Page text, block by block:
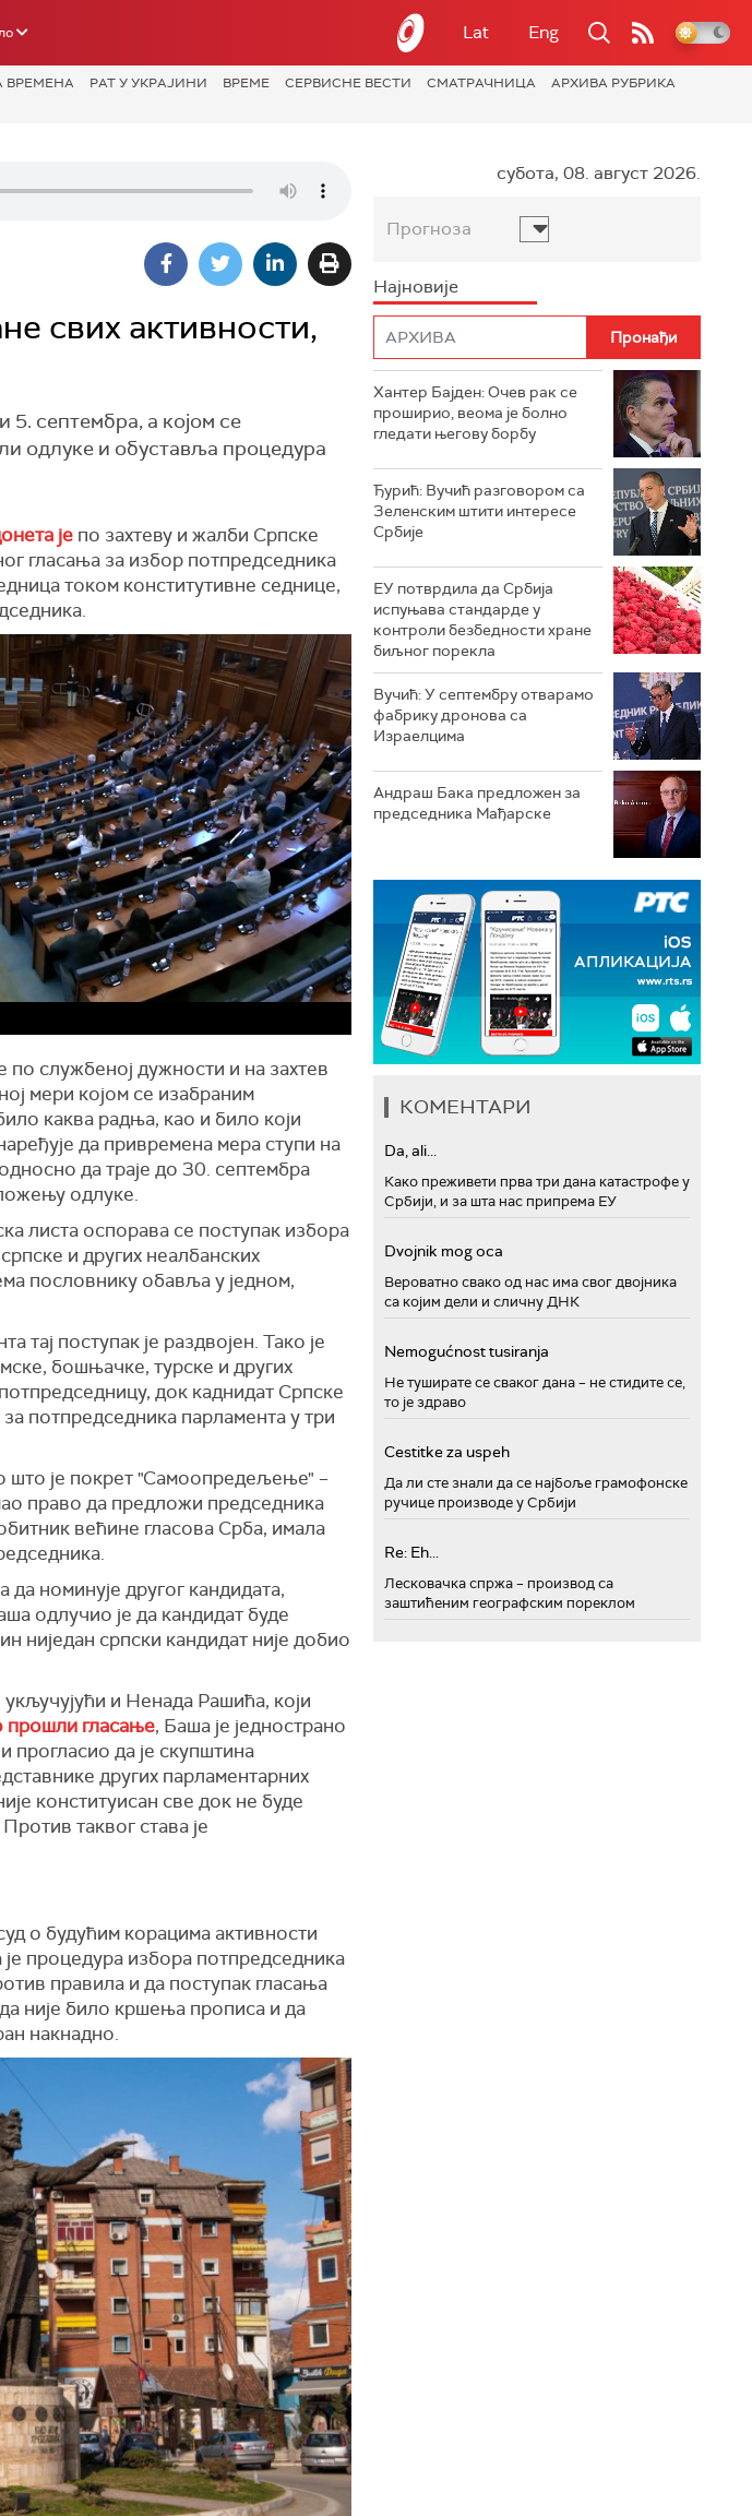
Lat Eng
ВРЕМЕНА РАТ У УКРАЈИНИ ВРЕМЕ СЕРВИСНЕ ВЕСТИ СМАТРАЧНИЦА
АРХИВА РУБРИКА
свих активности,
5. септембра, а којом се
одлуке и обуставља процедура
је по захтеву и жалби Српске
гласања за избор потпредседника
током конститутивне седнице,
по службеној дужности и на захтев
мери којом се изабраним
каква радња, као и било који
да привремена мера ступи на
да траје до 30. септембра
одлуке.
листа оспорава се поступак избора
и других неалбанских
пословнику обавља у једном,
поступак је раздвојен. Тако је
бошњачке, турске и других
док каднидат Српске
потпредседника парламента у три
што је покрет "Самоопредељење" –
право да предложи председника
већине гласова Срба, имала
номинује другог кандидата,
одлучио је да кандидат буде
ниједан српски кандидат није добио
и Ненада Рашића, који
прошли гласање, Баша је једнострано
прогласио да је скупштина
других парламентарних
конституисан све док не буде
таквог става је
о будућим корацима активности
процедура избора потпредседника
правила и да поступак гласања
није било кршења прописа и да
накнадно.
субота, 08. август 2026.
Прогноза
Најновије
Хантер Бајден: Очев рак се
проширио, веома је болно
гледати његову борбу
Ђурић: Вучић разговором са
Зеленским штити интересе
Србије
ЕУ потврдила да Србија
испуњава стандарде у
контроли безбедности хране
биљног порекла
Вучић: У септембру отварамо
фабрику дронова са
Израелцима
Андраш Бакa предложен за
председника Мађарске
КОМЕНТАРИ
Da, ali...
Како преживети прва три дана катастрофе у
Србији, и за шта нас припрема ЕУ
Dvojnik mog oca
Вероватно свако од нас има свог двојника
са којим дели и сличну ДНК
Nemogućnost tusiranja
Не туширате се сваког дана – не стидите се,
то је здраво
Cestitke za uspeh
Да ли сте знали да се најбоље грамофонске
ручице производе у Србији
Re: Eh...
Лесковачка спржа – производ са
заштићеним географским пореклом